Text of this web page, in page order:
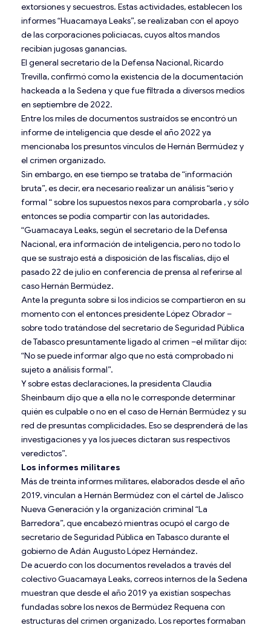
extorsiones y secuestros. Estas actividades, establecen los
informes “Huacamaya Leaks”, se realizaban con el apoyo
de las corporaciones policiacas, cuyos altos mandos
recibían jugosas ganancias.
El general secretario de la Defensa Nacional, Ricardo
Trevilla, confirmó como la existencia de la documentación
hackeada a la Sedena y que fue filtrada a diversos medios
en septiembre de 2022.
Entre los miles de documentos sustraídos se encontró un
informe de inteligencia que desde el año 2022 ya
mencionaba los presuntos vínculos de Hernán Bermúdez y
el crimen organizado.
Sin embargo, en ese tiempo se trataba de “información
bruta”, es decir, era necesario realizar un análisis “serio y
formal “ sobre los supuestos nexos para comprobarla , y sólo
entonces se podía compartir con las autoridades.
“Guamacaya Leaks, según el secretario de la Defensa
Nacional, era información de inteligencia, pero no todo lo
que se sustrajo está a disposición de las fiscalías, dijo el
pasado 22 de julio en conferencia de prensa al referirse al
caso Hernán Bermúdez.
Ante la pregunta sobre si los indicios se compartieron en su
momento con el entonces presidente López Obrador –
sobre todo tratándose del secretario de Seguridad Pública
de Tabasco presuntamente ligado al crimen –el militar dijo:
“No se puede informar algo que no está comprobado ni
sujeto a análisis formal”.
Y sobre estas declaraciones, la presidenta Claudia
Sheinbaum dijo que a ella no le corresponde determinar
quién es culpable o no en el caso de Hernán Bermúdez y su
red de presuntas complicidades. Eso se desprenderá de las
investigaciones y ya los jueces dictaran sus respectivos
veredictos”.
Los informes militares
Más de treinta informes militares, elaborados desde el año
2019, vinculan a Hernán Bermúdez con el cártel de Jalisco
Nueva Generación y la organización criminal “La
Barredora”, que encabezó mientras ocupó el cargo de
secretario de Seguridad Pública en Tabasco durante el
gobierno de Adán Augusto López Hernández.
De acuerdo con los documentos revelados a través del
colectivo Guacamaya Leaks, correos internos de la Sedena
muestran que desde el año 2019 ya existían sospechas
fundadas sobre los nexos de Bermúdez Requena con
estructuras del crimen organizado. Los reportes formaban